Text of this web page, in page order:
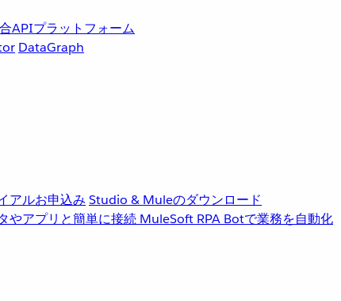
APIプラットフォーム
DataGraph
アルお申込み Studio & Muleのダウンロード
やアプリと簡単に接続 MuleSoft RPA Botで業務を自動化